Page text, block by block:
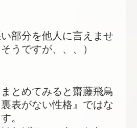
部分を他人に言えませ
うですが、、、）
とめてみると齋藤飛鳥
表がない性格』ではな
。